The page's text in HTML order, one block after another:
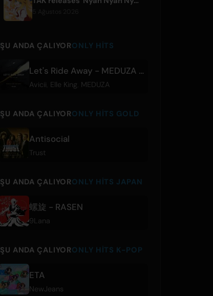
5 Ağustos 2026
ŞU ANDA ÇALIYORONLY HITS
Let's Ride Away - MEDUZA For Tim Remix
Avicii Elle King MEDUZA
ŞU ANDA ÇALIYORONLY HITS GOLD
Antisocial
Trust
ŞU ANDA ÇALIYORONLY HITS JAPAN
螺旋 - RASEN
9Lana
ŞU ANDA ÇALIYORONLY HITS K-POP
ETA
NewJeans